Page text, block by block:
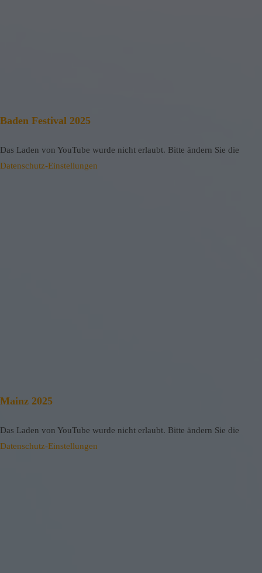
Baden Festival 2025
Das Laden von YouTube wurde nicht erlaubt. Bitte ändern Sie die
Datenschutz-Einstellungen
Mainz 2025
Das Laden von YouTube wurde nicht erlaubt. Bitte ändern Sie die
Datenschutz-Einstellungen